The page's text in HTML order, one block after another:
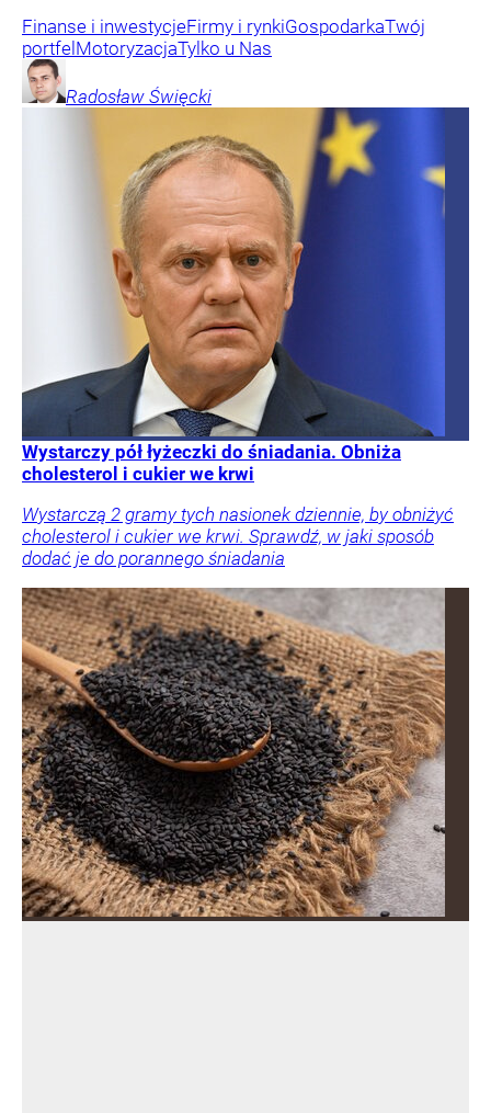
Finanse i inwestycjeFirmy i rynkiGospodarkaTwój
portfel MotoryzacjaTylko u Nas
Radosław Święcki
Wystarczy pół łyżeczki do śniadania. Obniża
cholesterol i cukier we krwi
Wystarczą 2 gramy tych nasionek dziennie, by obniżyć
cholesterol i cukier we krwi. Sprawdź, w jaki sposób
dodać je do porannego śniadania